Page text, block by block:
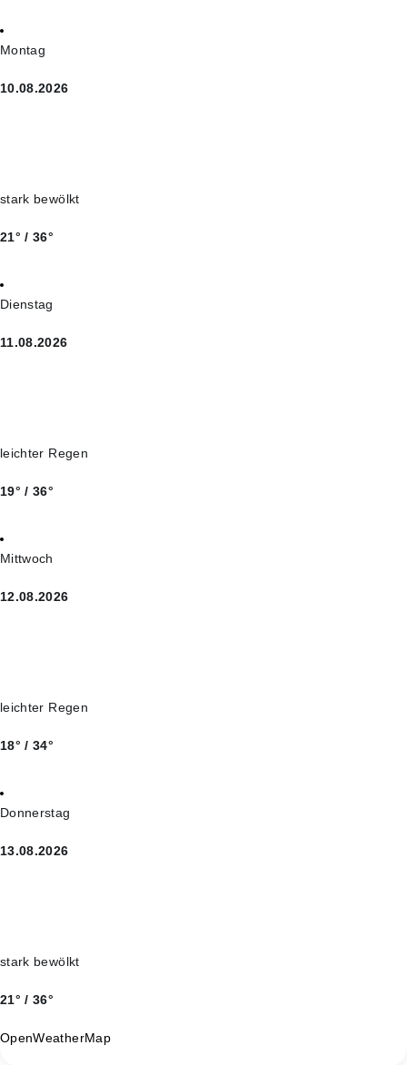
Montag
10.08.2026
stark bewölkt
21° / 36°
Dienstag
11.08.2026
leichter Regen
19° / 36°
Mittwoch
12.08.2026
leichter Regen
18° / 34°
Donnerstag
13.08.2026
stark bewölkt
21° / 36°
OpenWeatherMap